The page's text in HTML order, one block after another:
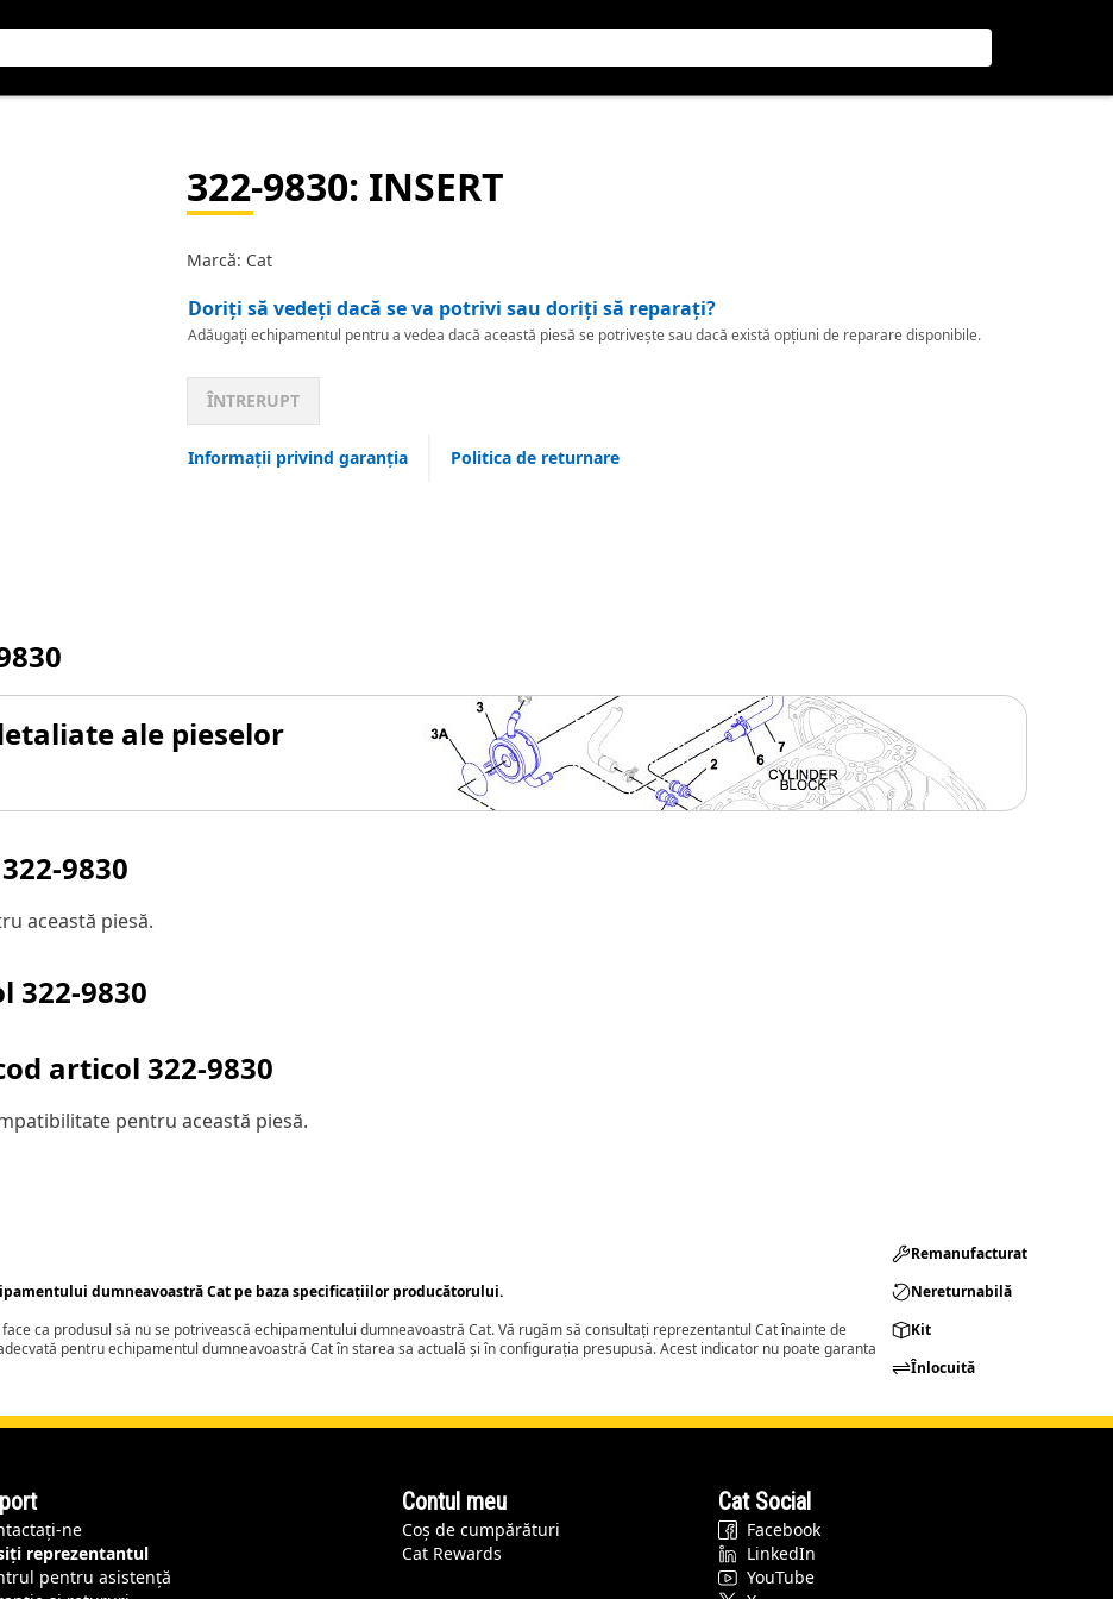
322-9830: INSERT
Marcă: Cat
Doriți să vedeți dacă se va potrivi sau doriți să reparați?
Adăugați echipamentul pentru a vedea dacă această piesă se potrivește sau dacă există opțiuni de reparare disponibile.
ÎNTRERUPT
Informații privind garanția Politica de returnare
ale pieselor
322-9830
această piesă.
322-9830
articol 322-9830
pentru această piesă.
dumneavoastră Cat pe baza specificațiilor producătorului.
ca produsul să nu se potrivească echipamentului dumneavoastră Cat. Vă rugăm să consultați reprezentantul Cat înainte de
pentru echipamentul dumneavoastră Cat în starea sa actuală și în configurația presupusă. Acest indicator nu poate garanta
Remanufacturat​
Nereturnabilă
Kit
Înlocuită
ne
reprezentantul
pentru asistență
Contul meu
Coș de cumpărături
Cat Rewards
Cat Social
Facebook
LinkedIn
YouTube